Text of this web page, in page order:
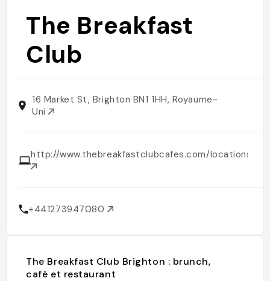
The Breakfast
Club
16 Market St, Brighton BN1 1HH, Royaume-
Uni
http://www.thebreakfastclubcafes.com/locations/
+441273947080
The Breakfast Club Brighton : brunch,
café et restaurant